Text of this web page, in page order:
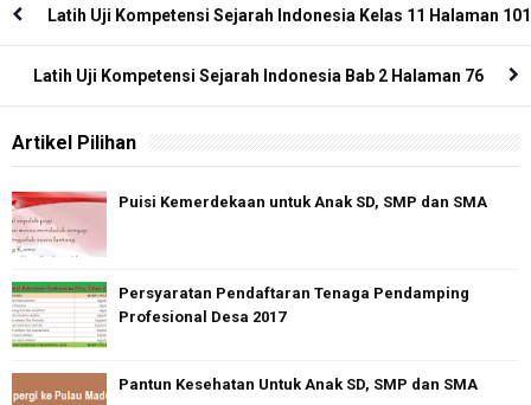
Ageng Tirtayasa dalam Melawan
Anggota Kelompok
Latih Uji Kompetensi Sejarah Indonesia Kelas 11 Halaman 101
Latih Uji Kompetensi Sejarah Indonesia Bab 2 Halaman 76
Artikel Pilihan
Puisi Kemerdekaan untuk Anak SD, SMP dan SMA
Persyaratan Pendaftaran Tenaga Pendamping
Profesional Desa 2017
Pantun Kesehatan Untuk Anak SD, SMP dan SMA